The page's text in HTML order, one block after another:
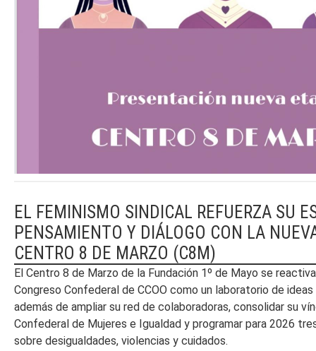
EL FEMINISMO SINDICAL REFUERZA SU
PENSAMIENTO Y DIÁLOGO CON LA
CENTRO 8 DE MARZO (C8M)
El Centro 8 de Marzo de la Fundación 1º de Mayo se
Congreso Confederal de CCOO como un laboratorio de
además de ampliar su red de colaboradoras, consolidar su
Confederal de Mujeres e Igualdad y programar para 2026
sobre desigualdades, violencias y cuidados.